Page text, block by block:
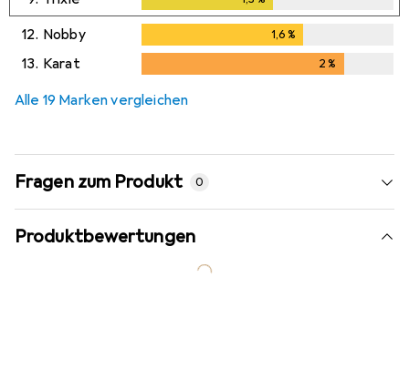
12. Nobby 1,6%
13. Karat 2%
Alle 19 Marken vergleichen
Fragen zum Produkt 0
Produktbewertungen